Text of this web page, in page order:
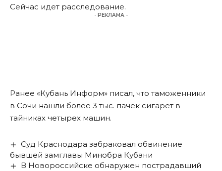
Сейчас идет расследование.
- РЕКЛАМА -
Ранее «Кубань Информ» писал, что таможенники
в Сочи нашли более 3 тыс. пачек сигарет в
тайниках четырех машин.
Суд Краснодара забраковал обвинение
бывшей замглавы Минобра Кубани
В Новороссийске обнаружен пострадавший